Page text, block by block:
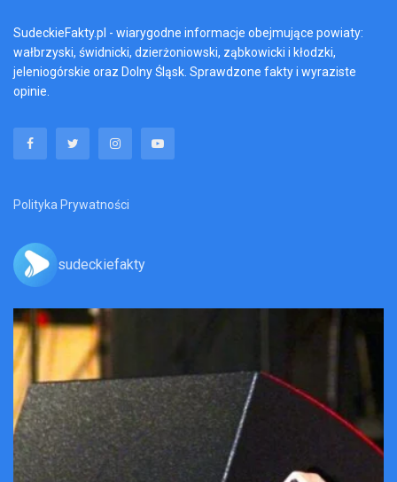
SudeckieFakty.pl - wiarygodne informacje obejmujące powiaty:
wałbrzyski, świdnicki, dzierżoniowski, ząbkowicki i kłodzki,
jeleniogórskie oraz Dolny Śląsk. Sprawdzone fakty i wyraziste
opinie.
Polityka Prywatności
sudeckiefakty